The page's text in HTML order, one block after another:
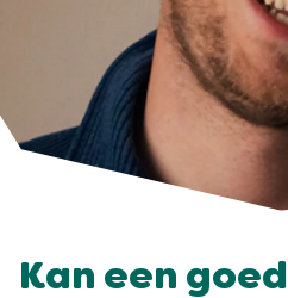
Kan een goed